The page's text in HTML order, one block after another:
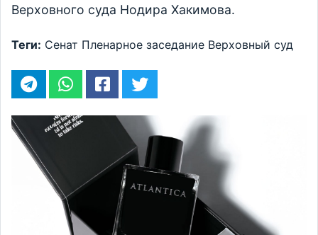
Верховного суда Нодира Хакимова.
Теги: Сенат Пленарное заседание Верховный суд